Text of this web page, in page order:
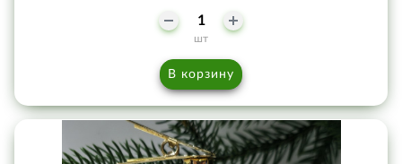
шт
В корзину